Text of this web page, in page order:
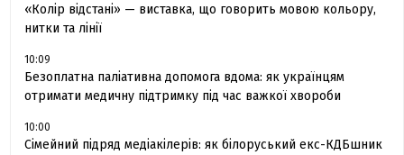
«Колір відстані» — виставка, що говорить мовою кольору,
нитки та лінії
10:09
Безоплатна паліативна допомога вдома: як українцям
отримати медичну підтримку під час важкої хвороби
10:00
Сімейний підряд медіакілерів: як білоруський екс-КДБшник